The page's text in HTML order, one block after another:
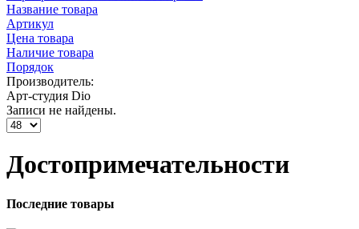
Название товара
Артикул
Цена товара
Наличие товара
Порядок
Производитель:
Арт-студия Dio
Записи не найдены.
Достопримечательности
Последние товары